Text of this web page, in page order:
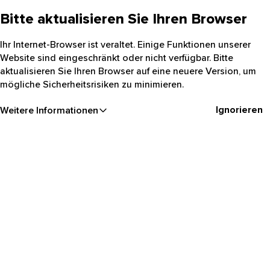
Bitte aktualisieren Sie Ihren Browser
Ihr Internet-Browser ist veraltet. Einige Funktionen unserer
Website sind eingeschränkt oder nicht verfügbar. Bitte
aktualisieren Sie Ihren Browser auf eine neuere Version, um
mögliche Sicherheitsrisiken zu minimieren.
Weitere Informationen Ignorieren